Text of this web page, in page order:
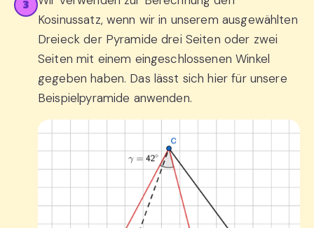
3
Kosinussatz, wenn wir in unserem ausgewählten
Dreieck der Pyramide drei Seiten oder zwei
Seiten mit einem eingeschlossenen Winkel
gegeben haben. Das lässt sich hier für unsere
Beispielpyramide anwenden.